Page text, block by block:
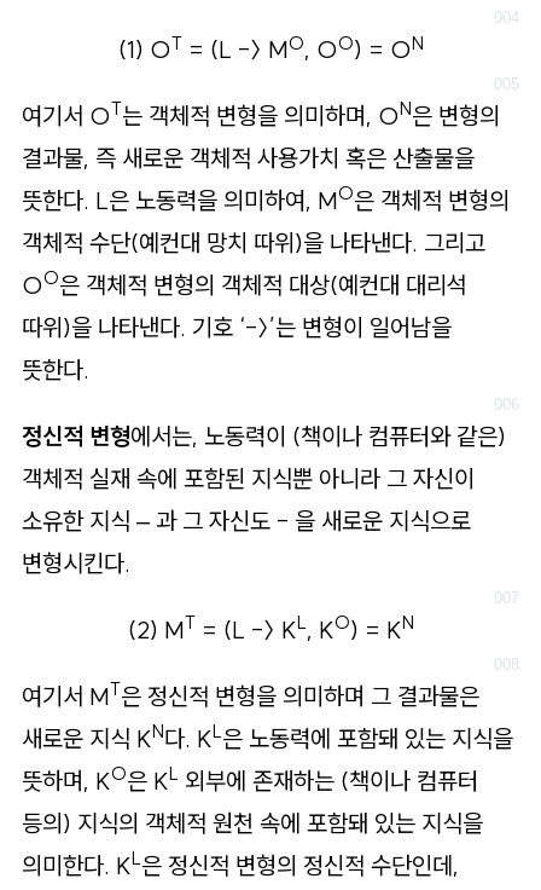
(1) OT = (L -〉 MO, OO) = ON
여기서 OT는 객체적 변형을 의미하며, ON은 변형의
결과물, 즉 새로운 객체적 사용가치 혹은 산출물을
뜻한다. L은 노동력을 의미하여, MO은 객체적 변형의
객체적 수단(예컨대 망치 따위)을 나타낸다. 그리고
OO은 객체적 변형의 객체적 대상(예컨대 대리석
따위)을 나타낸다. 기호 ‘-〉’는 변형이 일어남을
뜻한다.
정신적 변형에서는, 노동력이 (책이나 컴퓨터와 같은)
객체적 실재 속에 포함된 지식뿐 아니라 그 자신이
소유한 지식 – 과 그 자신도 - 을 새로운 지식으로
변형시킨다.
(2) MT = (L -〉 KL, KO) = KN
여기서 MT은 정신적 변형을 의미하며 그 결과물은
새로운 지식 KN다. KL은 노동력에 포함돼 있는 지식을
뜻하며, KO은 KL 외부에 존재하는 (책이나 컴퓨터
등의) 지식의 객체적 원천 속에 포함돼 있는 지식을
의미한다. KL은 정신적 변형의 정신적 수단인데,